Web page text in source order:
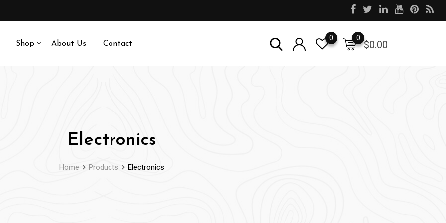
Shop About Us Contact $0.00
0
0
Electronics
Home Products Electronics